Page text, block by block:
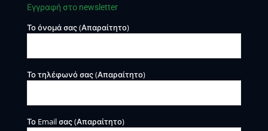
Εγγραφή στο newsletter
Το όνομά σας (Απαραίτητο)
Το τηλέφωνό σας (Απαραίτητο)
Το Email σας (Απαραίτητο)